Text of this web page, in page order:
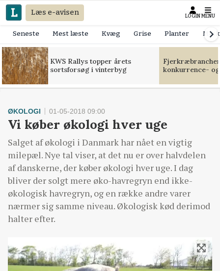
Læs e-avisen LOGIN MENU
Seneste Mest læste Kvæg Grise Planter
KWS Rallys topper årets
sortsforsøg i vinterbyg
konkurrence-
ØKOLOGI 01-05-2018 09:00
Vi køber økologi hver uge
Salget af økologi i Danmark har nået en vigtig
milepæl. Nye tal viser, at det nu er over halvdelen
af danskerne, der køber økologi hver uge. I dag
bliver der solgt mere øko-havregryn end ikke-
økologisk havregryn, og en række andre varer
nærmer sig samme niveau. Økologisk kød derimod
halter efter.